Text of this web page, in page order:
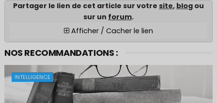
Partager le lien de cet article sur votre site, blog ou
sur un forum.
Afficher / Cacher le lien
NOS RECOMMANDATIONS :
INTELLIGENCE